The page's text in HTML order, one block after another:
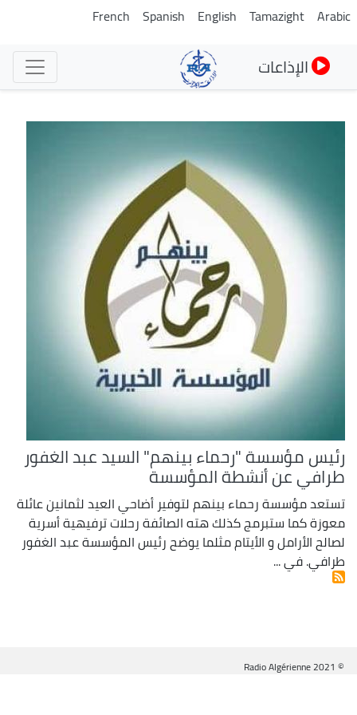
تجاوز
Arabic
Tamazight
English
Spanish
French
الإذاعات
رئيس مؤسسة "رحماء بينهم" السيد عبد الغفور
طرافي عن أنشطة المؤسسة
تستعد مؤسسة رحماء بينهم لتوفير أضاحي العيد لثمانين عائلة
معوزة كما ستبرمج كذلك هته الصائفة رحلات ترفيهية أسرية
لصالح الأرامل و الأيتام مثلما يوضح رئيس المؤسسة عبد الغفور
طرافي. في ...
© Radio Algérienne 2021